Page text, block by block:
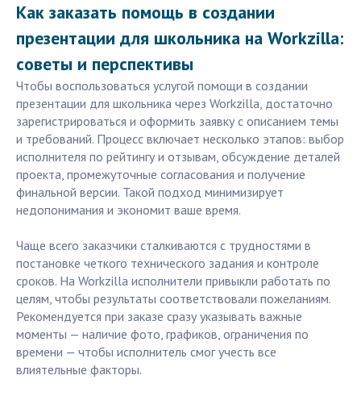
Как заказать помощь в создании
презентации для школьника на Workzilla:
советы и перспективы
Чтобы воспользоваться услугой помощи в создании
презентации для школьника через Workzilla, достаточно
зарегистрироваться и оформить заявку с описанием темы
и требований. Процесс включает несколько этапов: выбор
исполнителя по рейтингу и отзывам, обсуждение деталей
проекта, промежуточные согласования и получение
финальной версии. Такой подход минимизирует
недопонимания и экономит ваше время.
Чаще всего заказчики сталкиваются с трудностями в
постановке четкого технического задания и контроле
сроков. На Workzilla исполнители привыкли работать по
целям, чтобы результаты соответствовали пожеланиям.
Рекомендуется при заказе сразу указывать важные
моменты — наличие фото, графиков, ограничения по
времени — чтобы исполнитель смог учесть все
влиятельные факторы.